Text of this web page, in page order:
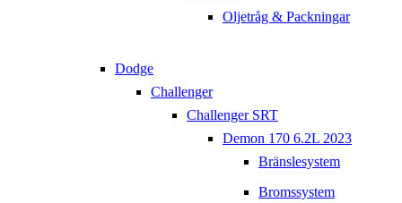
Oljetråg & Packningar
Dodge
Challenger
Challenger SRT
Demon 170 6.2L 2023
Bränslesystem
Bromssystem